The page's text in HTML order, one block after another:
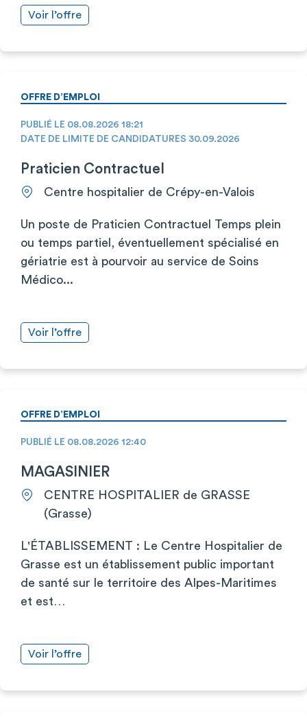
Voir l’offre
OFFRE D’EMPLOI
PUBLIÉ LE 08.08.2026 18:21
DATE DE LIMITE DE CANDIDATURES 30.09.2026
Praticien Contractuel
Centre hospitalier de Crépy-en-Valois
Un poste de Praticien Contractuel Temps plein
ou temps partiel, éventuellement spécialisé en
gériatrie est à pourvoir au service de Soins
Médico...
Voir l’offre
OFFRE D’EMPLOI
PUBLIÉ LE 08.08.2026 12:40
MAGASINIER
CENTRE HOSPITALIER de GRASSE
(Grasse)
L'ÉTABLISSEMENT : Le Centre Hospitalier de
Grasse est un établissement public important
de santé sur le territoire des Alpes-Maritimes
et est…
Voir l’offre